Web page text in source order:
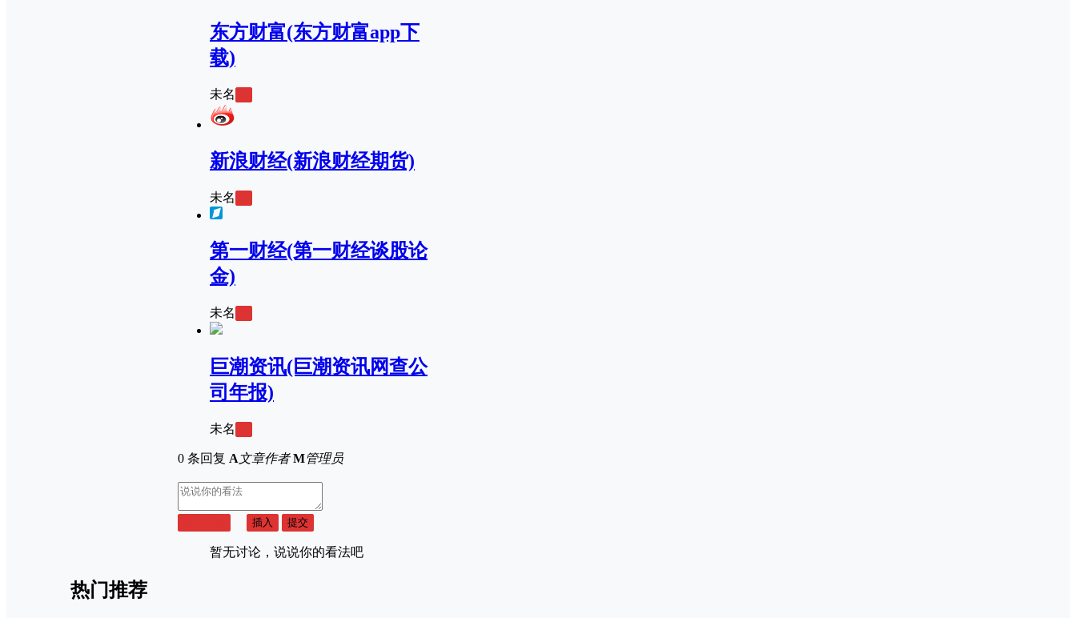
东方财富(东方财富app下
载)
未名
新浪财经(新浪财经期货)
未名
第一财经(第一财经谈股论
金)
未名
巨潮资讯(巨潮资讯网查公
司年报)
未名
0 条回复 A文章作者 M管理员
插入 提交
暂无讨论，说说你的看法吧
热门推荐